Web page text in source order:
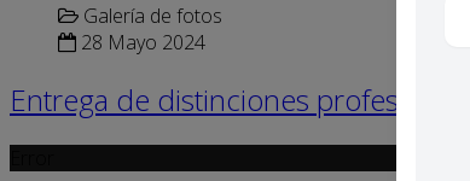
Galería de fotos
28 Mayo 2024
Entrega de distinciones profesionales